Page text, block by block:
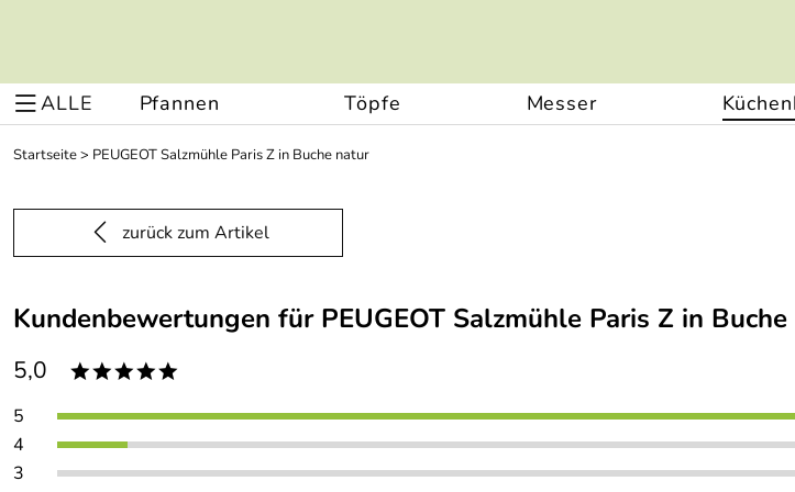
ALLE Pfannen Töpfe Messer
Startseite> PEUGEOT Salzmühle Paris Z in Buche natur
zurück zum Artikel
Kundenbewertungen für PEUGEOT Salzmühle Paris Z in
5,0 *****
5
4
3